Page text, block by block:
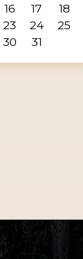
16 17 18
23 24 25
30 31